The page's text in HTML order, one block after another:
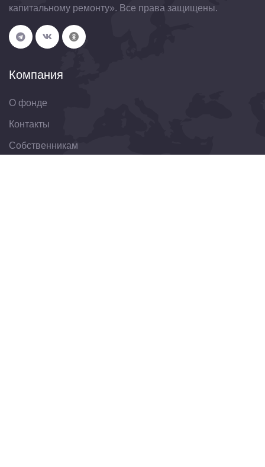
капитальному ремонту». Все права защищены.
Компания
О фонде
Контакты
Собственникам